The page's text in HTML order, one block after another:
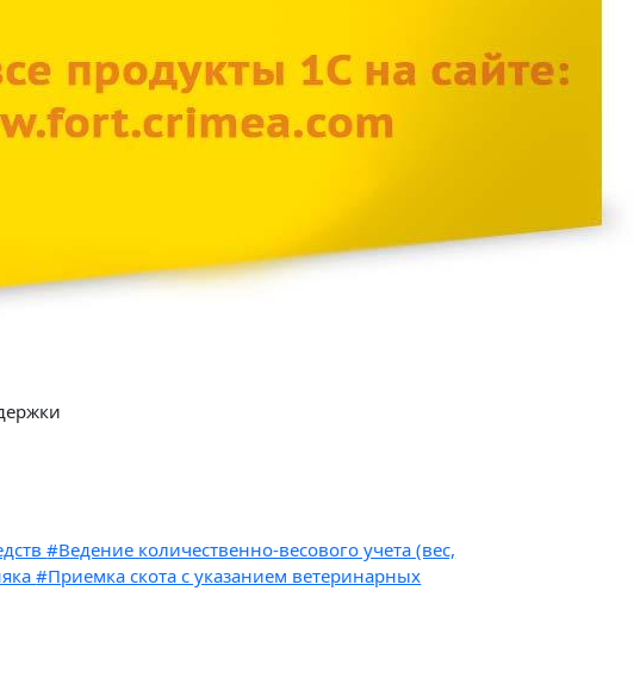
#Ведение количественно-весового учета (вес,
#Приемка скота с указанием ветеринарных